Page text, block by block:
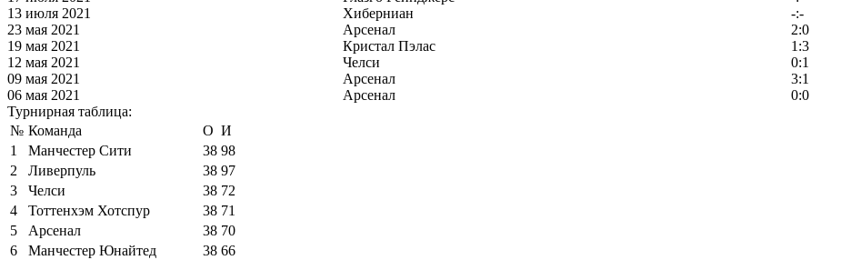
13 июля 2021
Хиберниан -:-
23 мая 2021
Арсенал 2:0
19 мая 2021
Кристал Пэлас 1:3
12 мая 2021
Челси 0:1
09 мая 2021
Арсенал 3:1
06 мая 2021
Арсенал 0:0
Турнирная таблица:
№ Команда О И
1
Манчестер Сити 38 98
2
Ливерпуль 38 97
3
Челси 38 72
4
Тоттенхэм Хотспур 38 71
5
Арсенал 38 70
6
Манчестер Юнайтед 38 66